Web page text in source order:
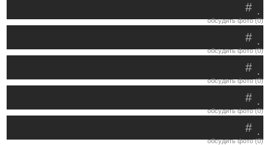
.
#
обсудить фото (0)
.
#
обсудить фото (0)
.
#
обсудить фото (0)
.
#
обсудить фото (0)
.
#
обсудить фото (0)